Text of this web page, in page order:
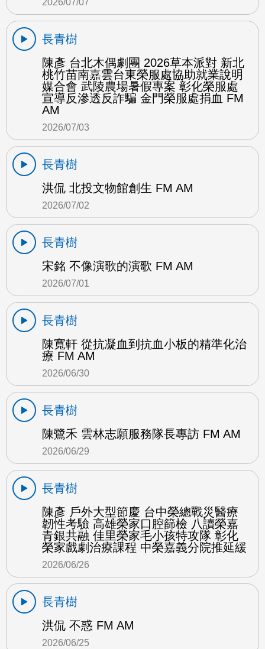
2026/07/07
長青樹
陳彥 台北木偶劇團 2026草本派對 新北
桃竹苗南嘉雲台東榮服處協助就業說明
媒合會 武陵農場暑假專案 彰化榮服處
宣導反滲透反詐騙 金門榮服處捐血 FM
AM
2026/07/03
長青樹
洪侃 北投文物館創生 FM AM
2026/07/02
長青樹
宋銘 不像演歌的演歌 FM AM
2026/07/01
長青樹
陳寬軒 從抗凝血到抗血小板的精準化治
療 FM AM
2026/06/30
長青樹
陳鷺禾 雲林志願服務隊長專訪 FM AM
2026/06/29
長青樹
陳彥 戶外大型節慶 台中榮總戰災醫療
韌性考驗 高雄榮家口腔篩檢 八讀榮嘉
青銀共融 佳里榮家毛小孩特攻隊 彰化
榮家戲劇治療課程 中榮嘉義分院推延緩
2026/06/26
長青樹
洪侃 不惑 FM AM
2026/06/25